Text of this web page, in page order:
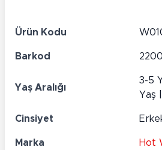
Ürün Kodu
Barkod
Yaş Aralığı
3-5
Yaş
Cinsiyet
Marka Hot